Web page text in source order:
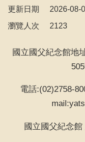
更新日期
2026-08-
瀏覽人次
2123
國立國父紀念館地
電話:(02)2758-
國立國父紀念